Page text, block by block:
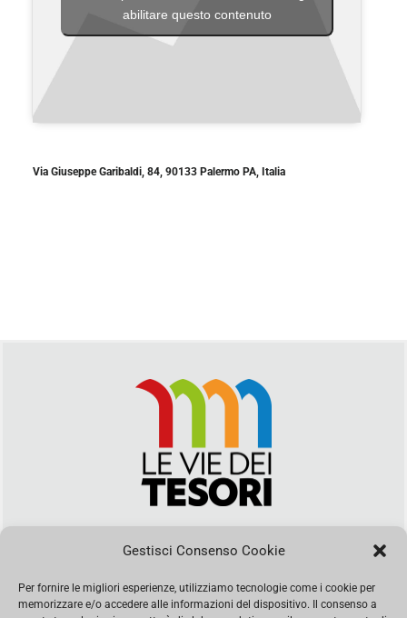
Gestisci Consenso Cookie
Per fornire le migliori esperienze, utilizziamo tecnologie come i cookie per
memorizzare e/o accedere alle informazioni del dispositivo. Il consenso a
abilitare questo contenuto
Via Giuseppe Garibaldi, 84, 90133 Palermo PA, Italia
info@leviedeitesori.it
Direttore ResponsabileMarcello Barbaro- Aut. del tribunale di